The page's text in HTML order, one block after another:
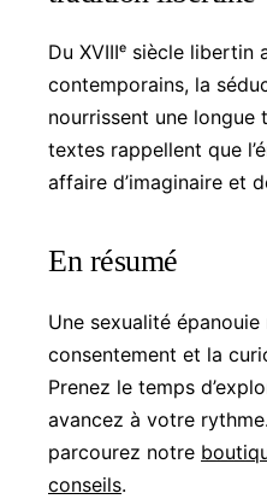
Du XVIIIᵉ siècle libertin
contemporains, la
nourrissent une
textes rappellent que
affaire d’imaginaire et
En résumé
Une sexualité épanouie
consentement et la
Prenez le temps
avancez à votre
parcourez notre
conseils.